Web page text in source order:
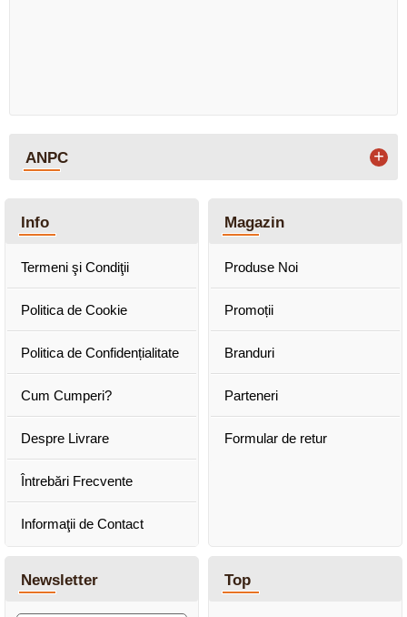
ANPC +
Info
Termeni şi Condiţii
Politica de Cookie
Politica de Confidențialitate
Cum Cumperi?
Despre Livrare
Întrebări Frecvente
Informaţii de Contact
Magazin
Produse Noi
Promoții
Branduri
Parteneri
Formular de retur
Newsletter Top